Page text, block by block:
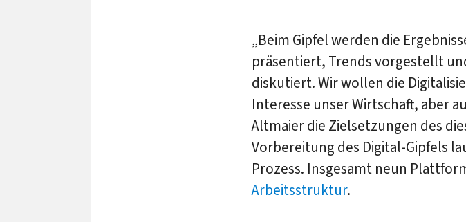
„Beim Gipfel werden die
präsentiert, Trends vorgestellt
diskutiert. Wir wollen die
Interesse unser Wirtschaft, aber
Altmaier die Zielsetzungen des
Vorbereitung des Digital-Gipfels
Prozess. Insgesamt neun
Arbeitsstruktur.